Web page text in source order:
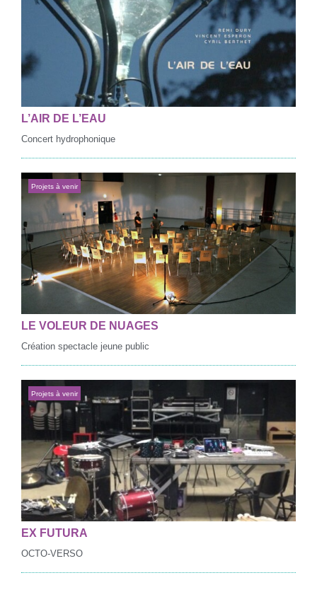
L’AIR DE L’EAU
Concert hydrophonique
Projets à venir
LE VOLEUR DE NUAGES
Création spectacle jeune public
Projets à venir
EX FUTURA
OCTO-VERSO